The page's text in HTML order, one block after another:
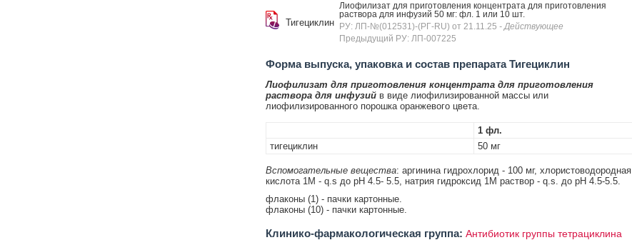
Тигециклин
Лиофилизат для приготовления концентрата для приготовления
раствора для инфузий 50 мг: фл. 1 или 10 шт.
РУ: ЛП-№(012531)-(РГ-RU) от 21.11.25 - Действующее
Предыдущий РУ: ЛП-007225
Форма выпуска, упаковка и состав препарата Тигециклин
Лиофилизат для приготовления концентрата для приготовления
раствора для инфузийв виде лиофилизированной массы или
лиофилизированного порошка оранжевого цвета.
1 фл.
тигециклин
50 мг
Вспомогательные вещества: аргинина гидрохлорид - 100 мг, хлористоводородная
кислота 1M - q.s до pH 4.5- 5.5, натрия гидроксид 1M раствор - q.s. до рН 4.5-5.5.
флаконы (1) - пачки картонные.
флаконы (10) - пачки картонные.
Клинико-фармакологическая группа: Антибиотик группы тетрациклина